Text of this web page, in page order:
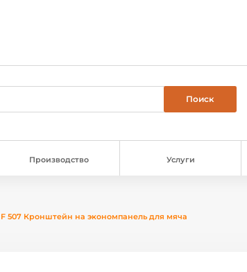
Производство Услуги
F 507 Кронштейн на экономпанель для мяча